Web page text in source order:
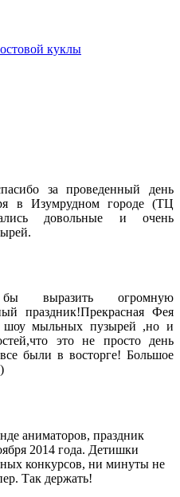
куклы
за проведенный день
в Изумрудном городе (ТЦ
довольные и очень
бы выразить огромную
праздник!Прекрасная Фея
шоу мыльных пузырей ,но и
это не просто день
были в восторге! Большое
аниматоров, праздник
2014 года. Детишки
конкурсов, ни минуты не
Так держать!